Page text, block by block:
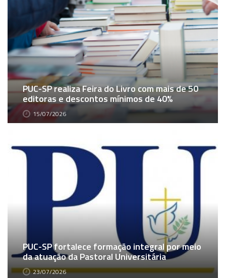
PUC-SP realiza Feira do Livro com mais de 50
editoras e descontos mínimos de 40%
15/07/2026
PUC-SP fortalece formação integral por meio
da atuação da Pastoral Universitária
23/07/2026